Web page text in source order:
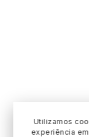
Utilizamos
experiência